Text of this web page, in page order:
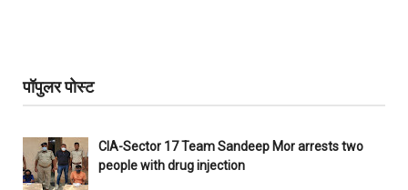
पॉपुलर पोस्ट
CIA-Sector 17 Team Sandeep Mor arrests two
people with drug injection